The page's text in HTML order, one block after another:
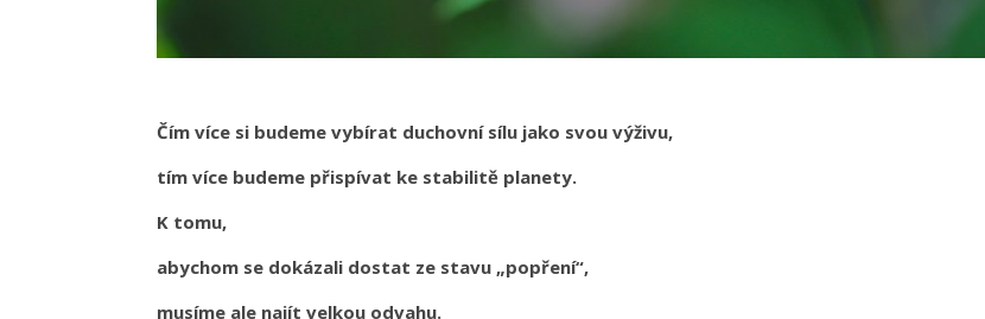
Čím více si budeme vybírat duchovní sílu jako svou výživu,
tím více budeme přispívat ke stabilitě planety.
K tomu,
abychom se dokázali dostat ze stavu „popření“,
musíme ale najít velkou odvahu.